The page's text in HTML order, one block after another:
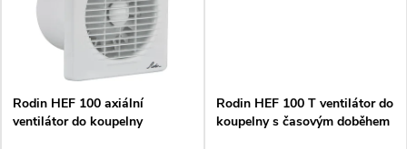
ů
Rodin HEF 100 axiální
ventilátor do koupelny
Rodin HEF 100 T ventilátor do
koupelny s časovým doběhem